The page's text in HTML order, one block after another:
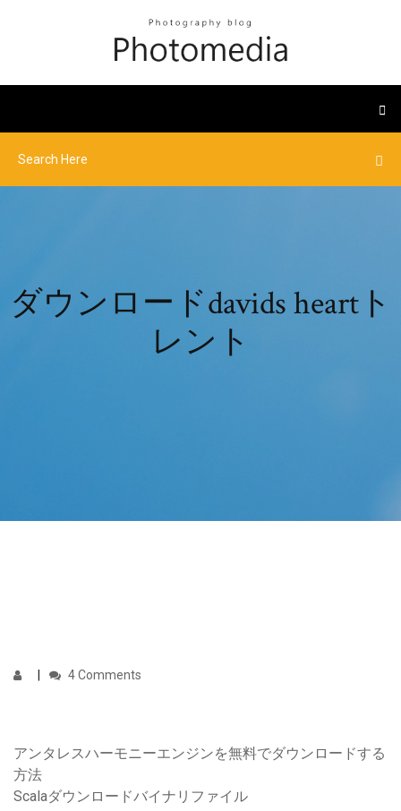
ダウンロードdavids heartト
レント
4 Comments
アンタレスハーモニーエンジンを無料でダウンロードする
方法
Scalaダウンロードバイナリファイル